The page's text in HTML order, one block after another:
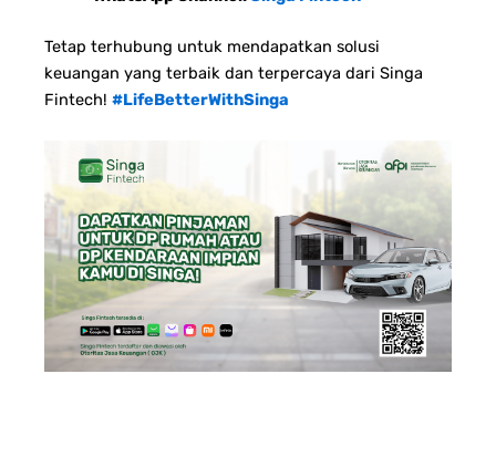
Tetap terhubung untuk mendapatkan solusi
keuangan yang terbaik dan terpercaya dari Singa
Fintech! #LifeBetterWithSinga